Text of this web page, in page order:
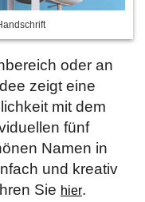
oder an
zeigt eine
mit dem
fünf
Namen in
und kreativ
Sie hier.